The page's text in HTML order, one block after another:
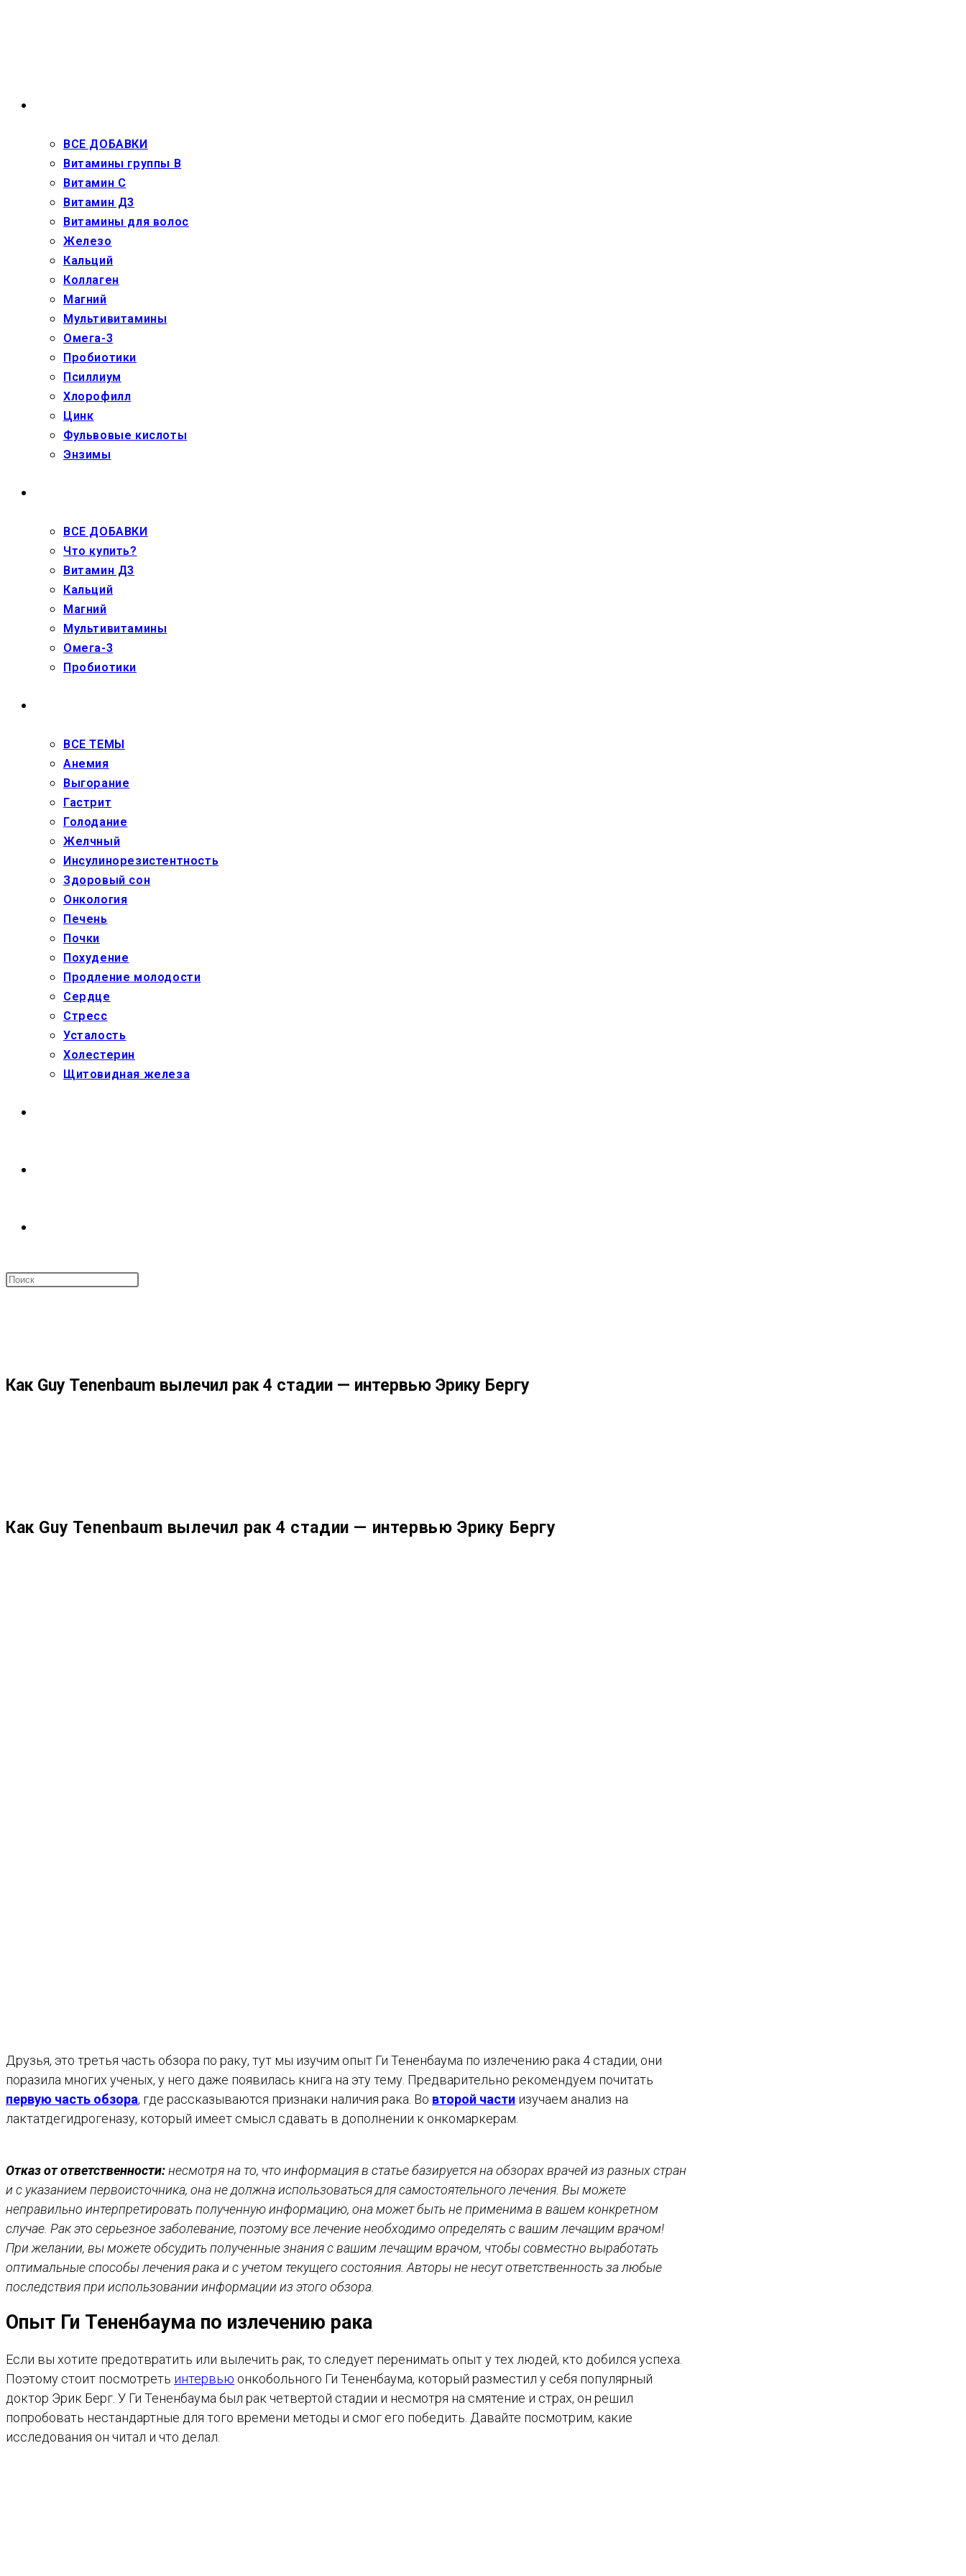
ВСЕ ДОБАВКИ
Витамины группы В
Витамин С
Витамин Д3
Витамины для волос
Железо
Кальций
Коллаген
Магний
Мультивитамины
Омега-3
Пробиотики
Псиллиум
Хлорофилл
Цинк
Фульвовые кислоты
Энзимы
ВСЕ ДОБАВКИ
Что купить?
Витамин Д3
Кальций
Магний
Мультивитамины
Омега-3
Пробиотики
ВСЕ ТЕМЫ
Анемия
Выгорание
Гастрит
Голодание
Желчный
Инсулинорезистентность
Здоровый сон
Онкология
Печень
Почки
Похудение
Продление молодости
Сердце
Стресс
Усталость
Холестерин
Щитовидная железа
ПОИСК
ВЕБ-
Как Guy Tenenbaum вылечил рак 4 стадии — интервью Эрику Бергу
Как Guy Tenenbaum вылечил рак 4 стадии — интервью Эрику Бергу
Друзья, это третья часть обзора по раку, тут мы изучим опыт Ги Тененбаума по излечению рака 4 стадии, они
поразила многих ученых, у него даже появилась книга на эту тему. Предварительно рекомендуем почитать
первую часть обзора, где рассказываются признаки наличия рака. Во второй части изучаем анализ на
лактатдегидрогеназу, который имеет смысл сдавать в дополнении к онкомаркерам.
Отказ от ответственности:несмотря на то, что информация в статье базируется на обзорах врачей из разных стран
и с указанием первоисточника, она не должна использоваться для самостоятельного лечения. Вы можете
неправильно интерпретировать полученную информацию, она может быть не применима в вашем конкретном
случае. Рак это серьезное заболевание, поэтому все лечение необходимо определять с вашим лечащим врачом!
При желании, вы можете обсудить полученные знания с вашим лечащим врачом, чтобы совместно выработать
оптимальные способы лечения рака и с учетом текущего состояния. Авторы не несут ответственность за любые
последствия при использовании информации из этого обзора.
Опыт Ги Тененбаума по излечению рака
Если вы хотите предотвратить или вылечить рак, то следует перенимать опыт у тех людей, кто добился успеха.
Поэтому стоит посмотреть интервью онкобольного Ги Тененбаума, который разместил у себя популярный
доктор Эрик Берг. У Ги Тененбаума был рак четвертой стадии и несмотря на смятение и страх, он решил
попробовать нестандартные для того времени методы и смог его победить. Давайте посмотрим, какие
исследования он читал и что делал.